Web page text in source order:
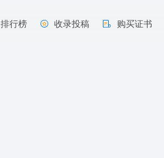
排行榜 收录投稿 购买证书